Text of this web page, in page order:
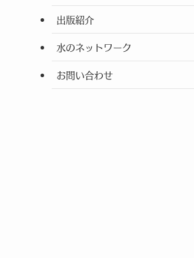
出版紹介
水のネットワーク
お問い合わせ